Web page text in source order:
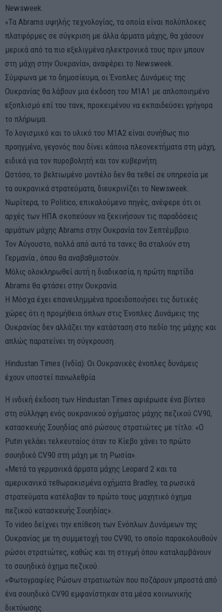
Newsweek.
«Τα Abrams υψηλής τεχνολογίας, τα οποία είναι πολύπλοκες
πλατφόρμες σε σύγκριση με άλλα άρματα μάχης, θα χάσουν
μερικά από τα πιο εξελιγμένα ηλεκτρονικά τους πριν μπουν
στη μάχη στην Ουκρανία», αναφέρει το Newsweek.
Σύμφωνα με το δημοσίευμα, οι Ένοπλες Δυνάμεις της
Ουκρανίας θα λάβουν μια έκδοση του M1A1 με απλοποιημένο
εξοπλισμό επί του τανκ, προκειμένου να εκπαιδεύσει γρήγορα
το πλήρωμα.
Το λογισμικό και το υλικό του M1A2 είναι συνήθως πιο
προηγμένο, γεγονός που δίνει κάποια πλεονεκτήματα στη μάχη,
ειδικά για τον πυροβολητή και τον κυβερνήτη.
Ωστόσο, το βελτιωμένο μοντέλο δεν θα τεθεί σε υπηρεσία με
τα ουκρανικά στρατεύματα, διευκρινίζει το Newsweek.
Νωρίτερα, το Politico, επικαλούμενο πηγές, ανέφερε ότι οι
αρχές των ΗΠΑ σκοπεύουν να ξεκινήσουν τις παραδόσεις
αρμάτων μάχης Abrams στην Ουκρανία τον Σεπτέμβριο.
Τον Αύγουστο, πολλά από αυτά τα τανκς θα σταλούν στη
Γερμανία , όπου θα αναβαθμιστούν.
Μόλις ολοκληρωθεί αυτή η διαδικασία, η πρώτη παρτίδα
Abrams θα φτάσει στην Ουκρανία.
Η Μόσχα έχει επανειλημμένα προειδοποιήσει τις δυτικές
χώρες ότι η προμήθεια όπλων στις Ένοπλες Δυνάμεις της
Ουκρανίας δεν αλλάζει την κατάσταση στο πεδίο της μάχης και
απλώς παρατείνει τη σύγκρουση.
Hindustan Times (Ινδία): Οι Ουκρανικές ένοπλες δυνάμεις
έχουν υποστεί πανωλεθρία
Η ινδική έκδοση των Hindustan Times αφιέρωσε ένα βίντεο
στη σύλληψη ενός ουκρανικού οχήματος μάχης πεζικού CV90,
κατασκευής Σουηδίας από ρώσους στρατιώτες με τίτλο: «Ο
Putin γελάει τελκευταίος όταν το Κίεβο χάνει το πρώτο
σουηδικό CV90 στη μάχη με τη Ρωσία».
«Μετά τα γερμανικά άρματα μάχης Leopard 2 και τα
αμερικανικά τεθωρακισμένα οχήματα Bradley, τα ρωσικά
στρατεύματα κατέλαβαν το πρώτο τους μαχητικό όχημα
πεζικού κατασκευής Σουηδίας».
Το video δείχνει την επίθεση των Ενόπλων Δυνάμεων της
Ουκρανίας με τη συμμετοχή του CV90, το οποίο παρακολουθούν
ρώσοι στρατιώτες, καθώς και τη στιγμή όπου καταλαμβάνουν
το σουηδικό όχημα πεζικού.
«Φωτογραφίες Ρώσων στρατιωτών που ποζάρουν μπροστά από
ένα σουηδικό CV90 εμφανίστηκαν στα μέσα κοινωνικής
δικτύωσης.